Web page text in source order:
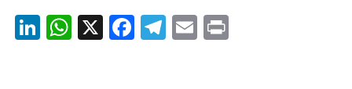
LinkedIn
WhatsApp
X Facebook
Telegram
Email